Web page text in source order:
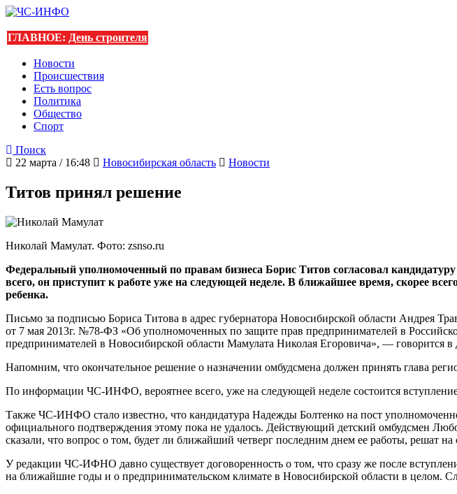
ГЛАВНОЕ: День строителя
Новости
Происшествия
Есть вопрос
Политика
Общество
Спорт
Поиск
22 марта / 16:48
Новосибирская область Новости
Титов принял решение
Николай Мамулат. Фото: zsnso.ru
Федеральный уполномоченный по правам бизнеса Борис Титов согласовал
всего, он приступит к работе уже на следующей неделе. В ближайшее время, скорее
ребенка.
Письмо за подписью Бориса Титова в адрес губернатора Новосибирской области Андрея
от 7 мая 2013г. №78-ФЗ «Об уполномоченных по защите прав предпринимателей в
предпринимателей в Новосибирской области Мамулата Николая Егоровича», — говорится в
Напомним, что окончательное решение о назначении омбудсмена должен принять глава
По информации ЧС-ИНФО, вероятнее всего, уже на следующей неделе состоится
Также ЧС-ИНФО стало известно, что кандидатура Надежды Болтенко на пост
официального подтверждения этому пока не удалось. Действующий детский омбудсмен
сказали, что вопрос о том, будет ли ближайший четверг последним днем ее работы, решат на
У редакции ЧС-ИФНО давно существует договоренность о том, что сразу же после
на ближайшие годы и о предпринимательском климате в Новосибирской области в целом.